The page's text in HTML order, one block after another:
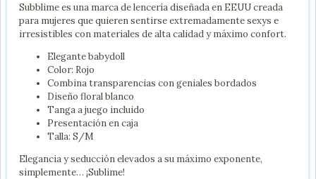
Subblime es una marca de lencería diseñada en EEUU creada
para mujeres que quieren sentirse extremadamente sexys e
irresistibles con materiales de alta calidad y máximo confort.
Elegante babydoll
Color: Rojo
Combina transparencias con geniales bordados
Diseño floral blanco
Tanga a juego incluido
Presentación en caja
Talla: S/M
Elegancia y seducción elevados a su máximo exponente,
simplemente… ¡Sublime!